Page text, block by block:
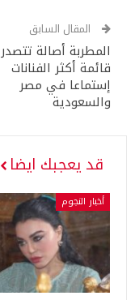
المقال السابق
المطربة أصالة تتصدر
قائمة أكثر الفنانات
إستماعا في مصر
والسعودية
قد يعجبك ايضا
أخبار النجوم